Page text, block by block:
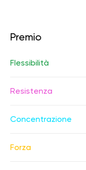
Premio
Flessibilità
Resistenza
Concentrazione
Forza